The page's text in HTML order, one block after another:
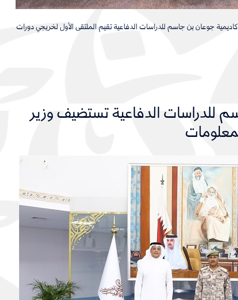
جوعان بن جاسم للدراسات الدفاعية تقيم الملتقى الأول لخريجي دورات
للدراسات الدفاعية تستضيف وزير